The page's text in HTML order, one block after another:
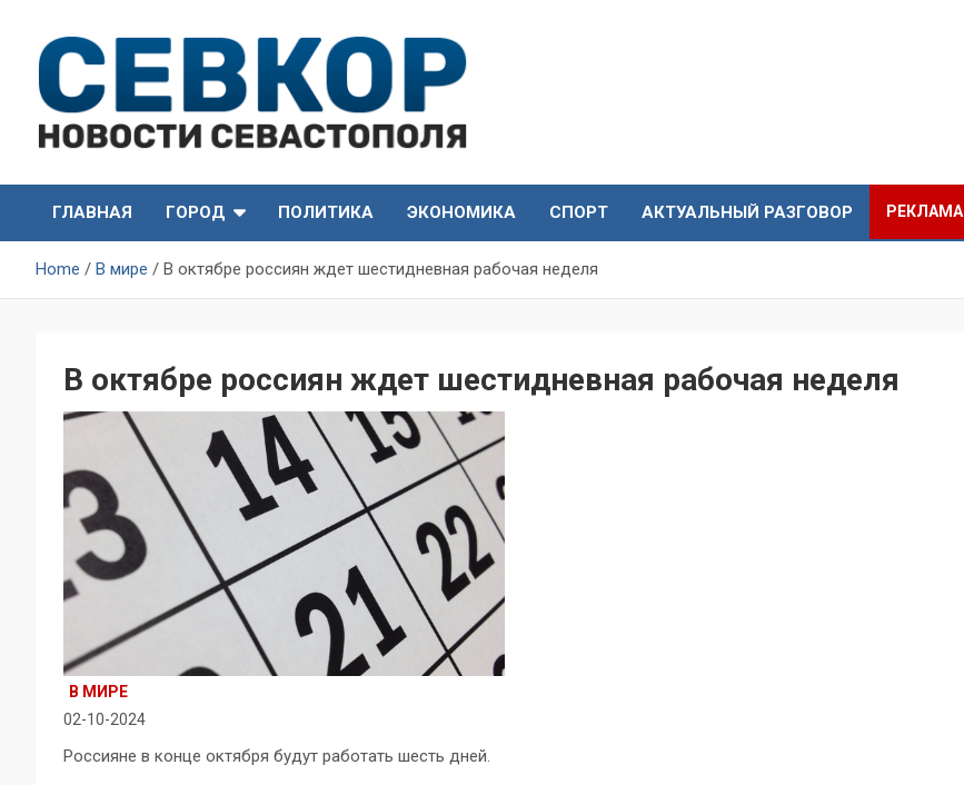
content
СевКор — Новости
Севастополя
Севастополя
ГЛАВНАЯ
ГОРОД ПОЛИТИКА ЭКОНОМИКА СПОРТ АКТУАЛЬНЫЙ РАЗГОВОР РЕКЛАМА
Home В мире В октябре россиян ждет шестидневная рабочая неделя
В октябре россиян ждет шестидневная рабочая неделя
В МИРЕ
02-10-2024
Россияне в конце октября будут работать шесть дней.